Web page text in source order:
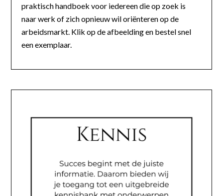
praktisch handboek voor iedereen die op zoek is
naar werk of zich opnieuw wil oriënteren op de
arbeidsmarkt. Klik op de afbeelding en bestel snel
een exemplaar.